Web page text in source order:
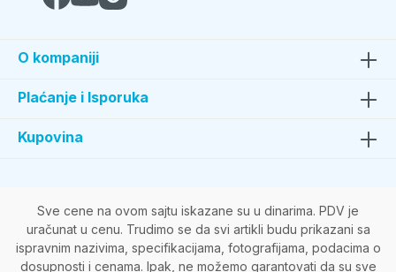
O kompaniji
Plaćanje i Isporuka
Kupovina
Sve cene na ovom sajtu iskazane su u dinarima. PDV je
uračunat u cenu. Trudimo se da svi artikli budu prikazani sa
ispravnim nazivima, specifikacijama, fotografijama, podacima o
dosupnosti i cenama. Ipak, ne možemo garantovati da su sve